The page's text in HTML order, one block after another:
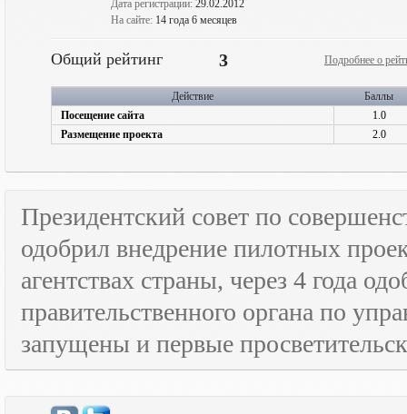
Дата регистрации: 29.02.2012
На сайте: 14 года 6 месяцев
Общий рейтинг 3 Подробнее о
Действие
Баллы
Посещение сайта
1.0
Размещение проекта
2.0
Президентский совет по
одобрил внедрение пилотных
агентствах страны, через 4 года
правительственного органа по
запущены и первые